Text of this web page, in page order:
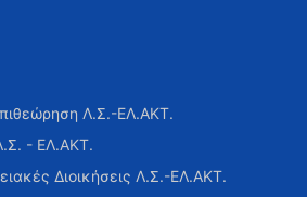
Λ.Σ.-ΕΛ.ΑΚΤ.
- ΕΛ.ΑΚΤ.
Διοικήσεις Λ.Σ.-ΕΛ.ΑΚΤ.